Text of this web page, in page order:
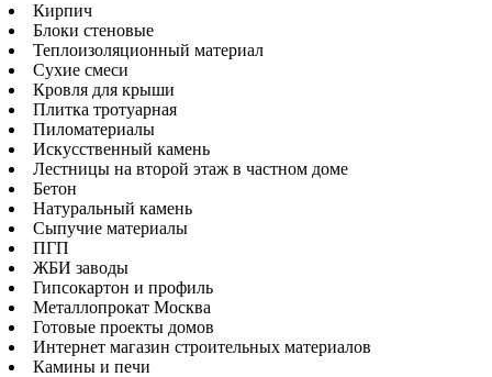
Кирпич
Блоки стеновые
Теплоизоляционный материал
Сухие смеси
Кровля для крыши
Плитка тротуарная
Пиломатериалы
Искусственный камень
Лестницы на второй этаж в частном доме
Бетон
Натуральный камень
Сыпучие материалы
ПГП
ЖБИ заводы
Гипсокартон и профиль
Металлопрокат Москва
Готовые проекты домов
Интернет магазин строительных материалов
Камины и печи